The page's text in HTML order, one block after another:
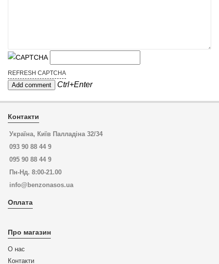
REFRESH CAPTCHA
Ctrl+Enter
Контакти
Україна, Київ Палладіна 32/34
093 90 88 44 9
095 90 88 44 9
Пн-Нд. 8:00-21.00
info@benzonasos.ua
Оплата
Про магазин
О нас
Контакти